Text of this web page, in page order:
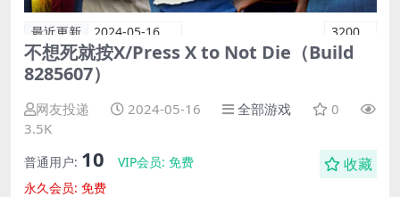
最近更新 2024-05-16 3200
不想死就按X/Press X to Not Die（Build
8285607）
网友投递 2024-05-16 全部游戏
0
3.5K
普通用户: 10 VIP会员: 免费
永久会员: 免费
收藏